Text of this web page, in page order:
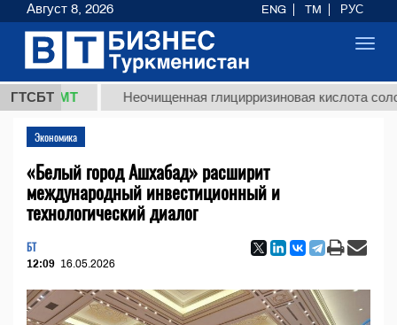
ГТСБТ
ТМТ Неочищенная глицирризиновая кислота
Экономика
«Белый город Ашхабад» расширит
международный инвестиционный и
технологический диалог
БТ
12:09 16.05.2026
Август 8, 2026 ENG TM РУС